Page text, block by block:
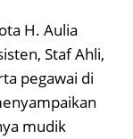
H. Aulia
Staf Ahli,
pegawai di
mudik